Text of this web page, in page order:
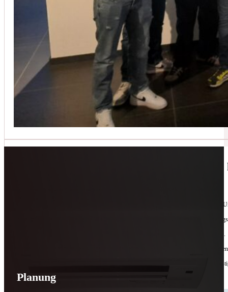
🔧 Geräte-Retter-Prämie – Weil
Manchmal braucht es nur eine zweite Chance. Für Geräte. Für Ressourcen. Für unsere
reparieren wir, was andere
Jede gerettete Maschine zählt. Jeder reparierte Motor wirkt. Jede Entscheidung macht
Reparieren statt wegwerfen. Verantwortung statt Verschwendung. Zukunft statt
Schicker. Wir bringen’s wieder zum Laufen.
Jetzt kontaktieren
Planung